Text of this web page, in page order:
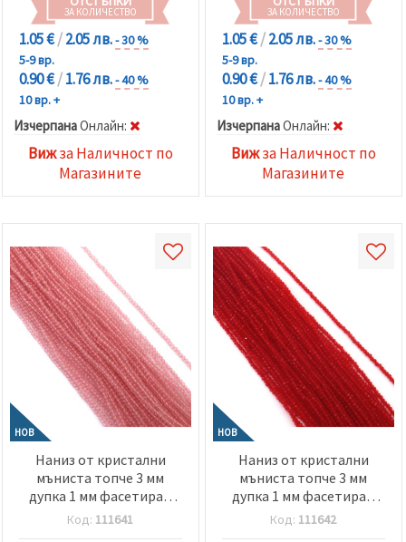
ЗА КОЛИЧЕСТВО
1.05 €/2.05 лв.- 30 %
5-9 вр.
0.90 €/1.76 лв.- 40 %
10 вр. +
ИзчерпанаOнлайн:
Вижза Наличност по
Магазините
ЗА КОЛИЧЕСТВО
1.05 €/2.05 лв.- 30 %
5-9 вр.
0.90 €/1.76 лв.- 40 %
10 вр. +
ИзчерпанаOнлайн:
Вижза Наличност по
Магазините
НОВ
Наниз от кристални
мъниста топче 3 мм
дупка 1 мм фасетиран
прозрачен цвят розов
~140 броя
Код: 111641
НОВ
Наниз от кристални
мъниста топче 3 мм
дупка 1 мм фасетиран
прозрачен цвят червен
~140 броя
Код: 111642